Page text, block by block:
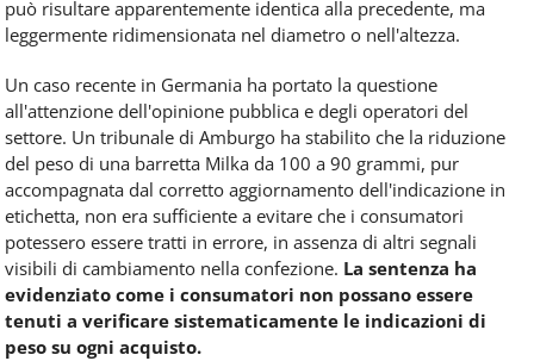
può risultare apparentemente identica alla precedente, ma
leggermente ridimensionata nel diametro o nell'altezza.
Un caso recente in Germania ha portato la questione
all'attenzione dell'opinione pubblica e degli operatori del
settore. Un tribunale di Amburgo ha stabilito che la riduzione
del peso di una barretta Milka da 100 a 90 grammi, pur
accompagnata dal corretto aggiornamento dell'indicazione in
etichetta, non era sufficiente a evitare che i consumatori
potessero essere tratti in errore, in assenza di altri segnali
visibili di cambiamento nella confezione. La sentenza ha
evidenziato come i consumatori non possano essere
tenuti a verificare sistematicamente le indicazioni di
peso su ogni acquisto.